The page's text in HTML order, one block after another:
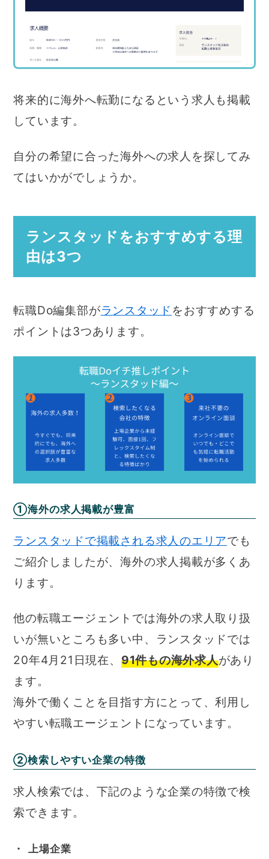
将来的に海外へ転勤になるという求人も掲載
しています。
自分の希望に合った海外への求人を探してみ
てはいかがでしょうか。
ランスタッドをおすすめする理
由は3つ
転職Do編集部がランスタッド をおすすめする
ポイントは3つあります。
①海外の求人掲載が豊富
ランスタッドで掲載される求人のエリアでも
ご紹介しましたが、海外の求人掲載が多くあ
ります。
他の転職エージェントでは海外の求人取り扱
いが無いところも多い中、ランスタッドでは
20年4月21日現在、 91件もの海外求人があり
ます。
海外で働くことを目指す方にとって、利用し
やすい転職エージェントになっています。
②検索しやすい企業の特徴
求人検索では、下記のような企業の特徴で検
索できます。
上場企業